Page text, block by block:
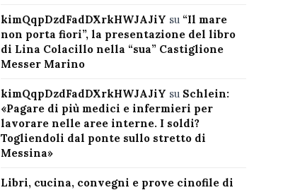
kimQqpDzdFadDXrkHWJAJiY su “Il mare
non porta fiori”, la presentazione del libro
di Lina Colacillo nella “sua” Castiglione
Messer Marino
kimQqpDzdFadDXrkHWJAJiY su Schlein:
«Pagare di più medici e infermieri per
lavorare nelle aree interne. I soldi?
Togliendoli dal ponte sullo stretto di
Messina»
Libri, cucina, convegni e prove cinofile di